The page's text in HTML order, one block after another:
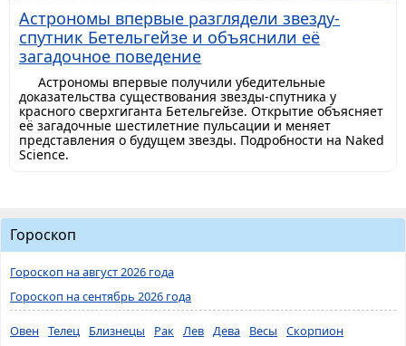
Астрономы впервые разглядели звезду-
спутник Бетельгейзе и объяснили её
загадочное поведение
Астрономы впервые получили убедительные
доказательства существования звезды-спутника у
красного сверхгиганта Бетельгейзе. Открытие объясняет
её загадочные шестилетние пульсации и меняет
представления о будущем звезды. Подробности на Naked
Science.
Гороскоп
Гороскоп на август 2026 года
Гороскоп на сентябрь 2026 года
Овен Телец Близнецы Рак Лев Дева Весы
Скорпион